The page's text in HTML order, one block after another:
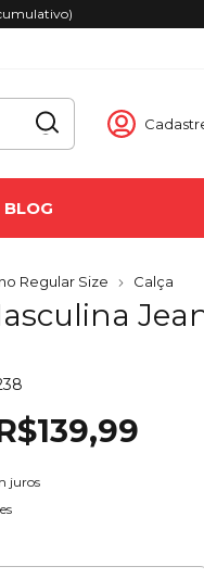
BLOG
Regular Size Calça
juros